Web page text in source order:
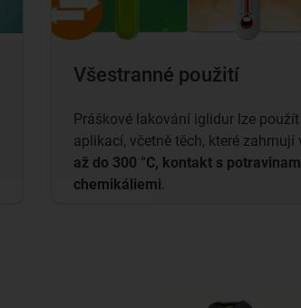
Všestranné použití
Práškové lakování iglidur lze
aplikací, včetně těch, které zahrnují
až do 300 °C, kontakt s
chemikáliemi